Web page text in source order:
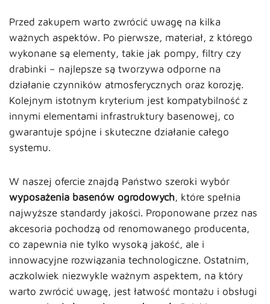
Przed zakupem warto zwrócić uwagę na kilka
ważnych aspektów. Po pierwsze, materiał, z którego
wykonane są elementy, takie jak pompy, filtry czy
drabinki – najlepsze są tworzywa odporne na
działanie czynników atmosferycznych oraz korozję.
Kolejnym istotnym kryterium jest kompatybilność z
innymi elementami infrastruktury basenowej, co
gwarantuje spójne i skuteczne działanie całego
systemu.
W naszej ofercie znajdą Państwo szeroki wybór
wyposażenia basenów ogrodowych, które spełnia
najwyższe standardy jakości. Proponowane przez nas
akcesoria pochodzą od renomowanego producenta,
co zapewnia nie tylko wysoką jakość, ale i
innowacyjne rozwiązania technologiczne. Ostatnim,
aczkolwiek niezwykle ważnym aspektem, na który
warto zwrócić uwagę, jest łatwość montażu i obsługi